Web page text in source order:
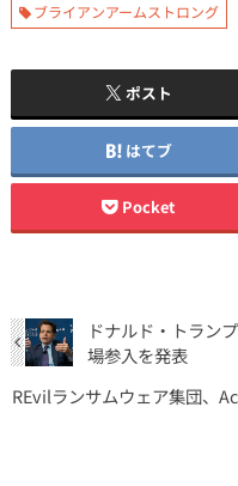
ブライアンアームストロング
ポスト
はてブ
Pocket
ドナルド・トラン
場参入を発表
REvilランサムウェア集団、